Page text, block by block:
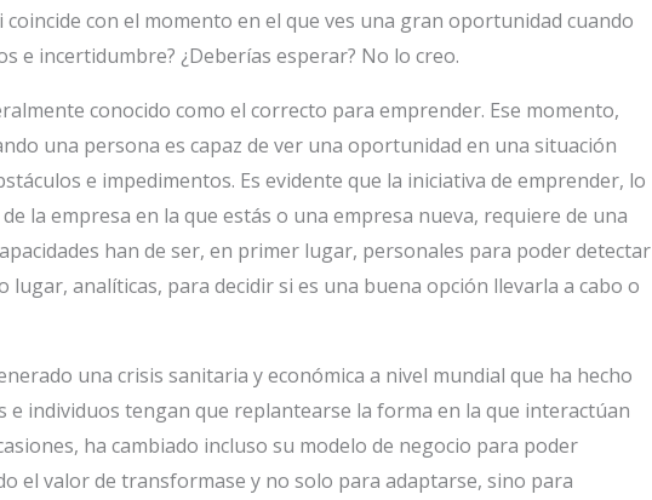
coincide con el momento en el que ves una gran oportunidad cuando
e incertidumbre? ¿Deberías esperar? No lo creo.
conocido como el correcto para emprender. Ese momento,
una persona es capaz de ver una oportunidad en una situación
e impedimentos. Es evidente que la iniciativa de emprender, lo
la empresa en la que estás o una empresa nueva, requiere de una
han de ser, en primer lugar, personales para poder detectar
lugar, analíticas, para decidir si es una buena opción llevarla a cabo o
una crisis sanitaria y económica a nivel mundial que ha hecho
e individuos tengan que replantearse la forma en la que interactúan
ha cambiado incluso su modelo de negocio para poder
el valor de transformase y no solo para adaptarse, sino para